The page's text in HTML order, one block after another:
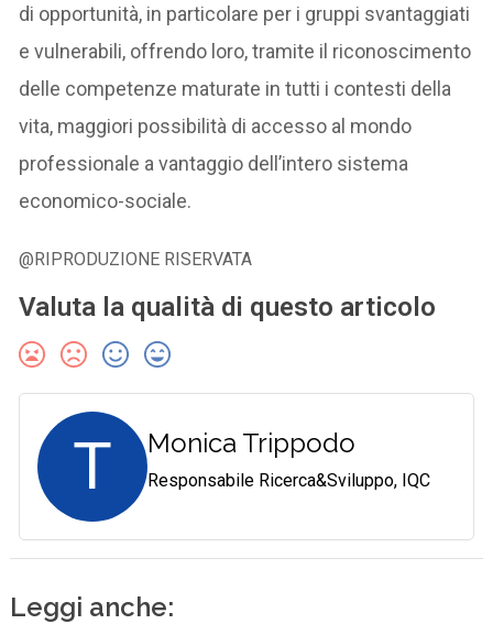
di opportunità, in particolare per i gruppi svantaggiati
e vulnerabili, offrendo loro, tramite il riconoscimento
delle competenze maturate in tutti i contesti della
vita, maggiori possibilità di accesso al mondo
professionale a vantaggio dell’intero sistema
economico-sociale.
@RIPRODUZIONE RISERVATA
Valuta la qualità di questo articolo
T Monica Trippodo
Responsabile Ricerca&Sviluppo, IQC
Leggi anche: